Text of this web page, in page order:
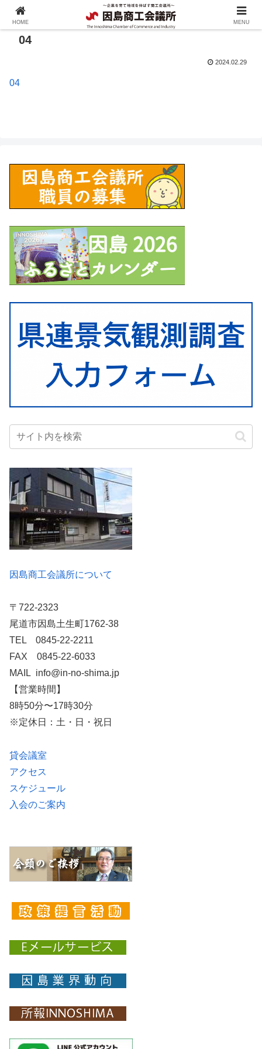
04
2024.02.29
04
因島商工会議所について
〒722-2323
尾道市因島土生町1762-38
TEL 0845-22-2211
FAX 0845-22-6033
MAIL info@in-no-shima.jp
【営業時間】
8時50分〜17時30分
※定休日：土・日・祝日
貸会議室
アクセス
スケジュール
入会のご案内
HOME MENU